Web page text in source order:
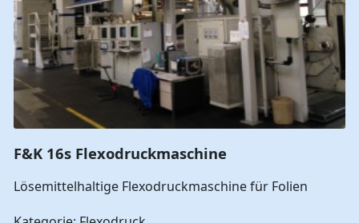
F&K 16s Flexodruckmaschine
Lösemittelhaltige Flexodruckmaschine für Folien